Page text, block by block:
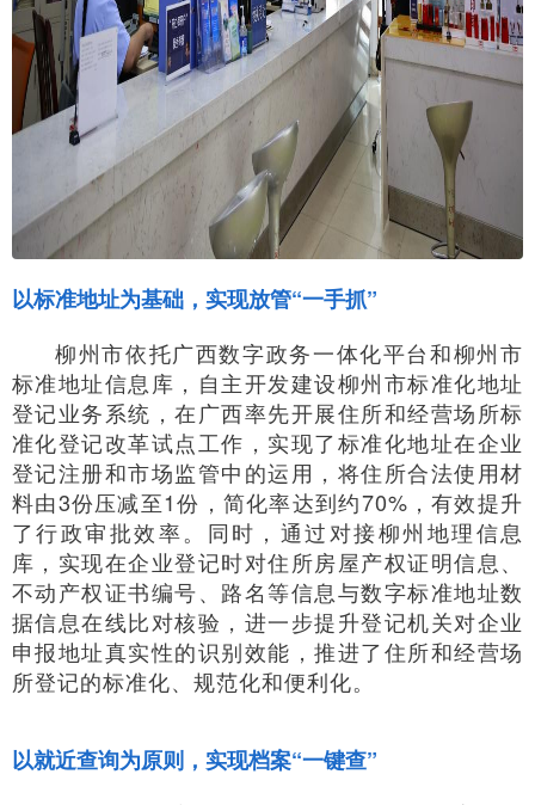
以标准地址为基础，实现放管“一手抓”
柳州市依托广西数字政务一体化平台和柳州市
标准地址信息库，自主开发建设柳州市标准化地址
登记业务系统，在广西率先开展住所和经营场所标
准化登记改革试点工作，实现了标准化地址在企业
登记注册和市场监管中的运用，将住所合法使用材
料由3份压减至1份，简化率达到约70%，有效提升
了行政审批效率。同时，通过对接柳州地理信息
库，实现在企业登记时对住所房屋产权证明信息、
不动产权证书编号、路名等信息与数字标准地址数
据信息在线比对核验，进一步提升登记机关对企业
申报地址真实性的识别效能，推进了住所和经营场
所登记的标准化、规范化和便利化。
以就近查询为原则，实现档案“一键查”